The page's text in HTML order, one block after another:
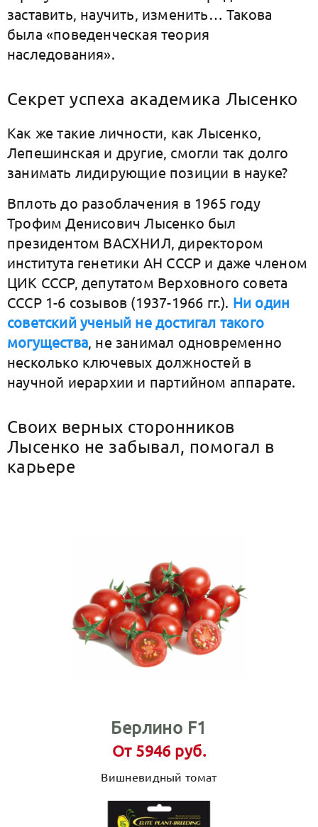
заставить, научить, изменить… Такова
была «поведенческая теория
наследования».
Секрет успеха академика Лысенко
Как же такие личности, как Лысенко,
Лепешинская и другие, смогли так долго
занимать лидирующие позиции в науке?
Вплоть до разоблачения в 1965 году
Трофим Денисович Лысенко был
президентом ВАСХНИЛ, директором
института генетики АН СССР и даже членом
ЦИК СССР, депутатом Верховного совета
СССР 1-6 созывов (1937-1966 гг.). Ни один
советский ученый не достигал такого
могущества, не занимал одновременно
несколько ключевых должностей в
научной иерархии и партийном аппарате.
Своих верных сторонников
Лысенко не забывал, помогал в
карьере
Берлино F1
От 5946 руб.
Вишневидный томат